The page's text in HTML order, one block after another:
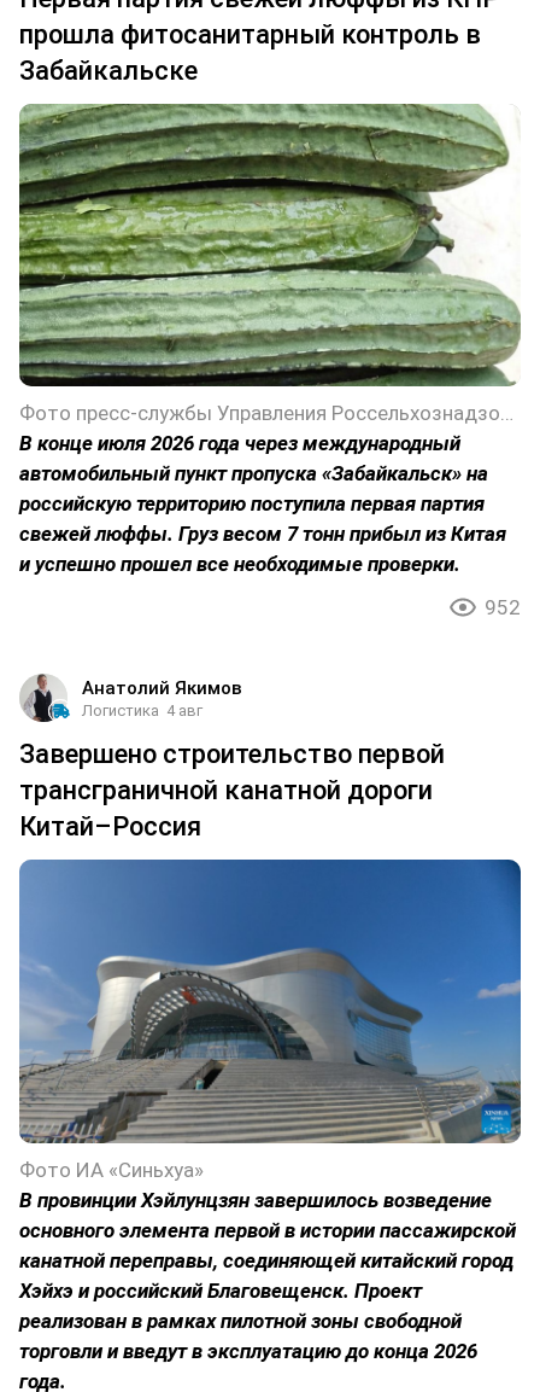
прошла фитосанитарный контроль в
Забайкальске
Фото пресс-службы Управления Россельхознадзора по Забайкальскому краю
В конце июля 2026 года через международный
автомобильный пункт пропуска «Забайкальск» на
российскую территорию поступила первая партия
свежей люффы. Груз весом 7 тонн прибыл из Китая
и успешно прошел все необходимые проверки.
952
Анатолий Якимов
Логистика 4 авг
Завершено строительство первой
трансграничной канатной дороги
Китай–Россия
Фото ИА «Синьхуа»
В провинции Хэйлунцзян завершилось возведение
основного элемента первой в истории пассажирской
канатной переправы, соединяющей китайский город
Хэйхэ и российский Благовещенск. Проект
реализован в рамках пилотной зоны свободной
торговли и введут в эксплуатацию до конца 2026
года.